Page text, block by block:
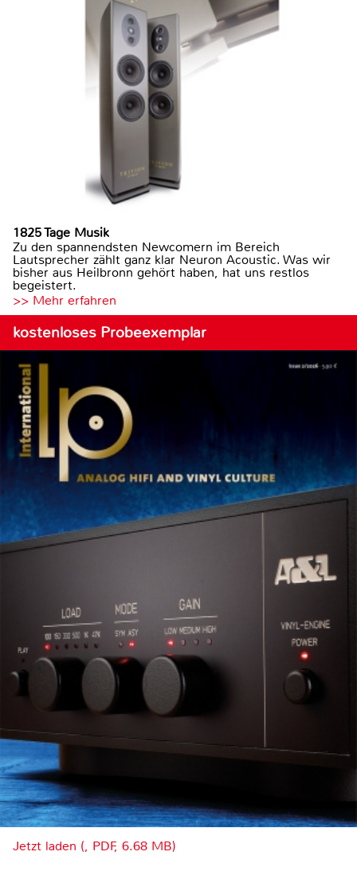
1825 Tage Musik
Zu den spannendsten Newcomern im Bereich
Lautsprecher zählt ganz klar Neuron Acoustic. Was wir
bisher aus Heilbronn gehört haben, hat uns restlos
begeistert.
>> Mehr erfahren
kostenloses Probeexemplar
Jetzt laden (, PDF, 6.68 MB)